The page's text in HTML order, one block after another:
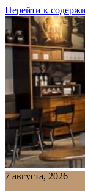
Перейти к
7 августа, 2026